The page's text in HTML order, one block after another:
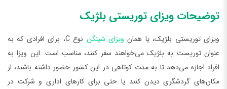
توضیحات ویزای توریستی بلژیک
ویزای توریستی بلژیک، یا همان ویزای شینگن
نوع C، برای افرادی که به
عنوان توریست به بلژیک می‌خواهند سفر کنند، مناسب است. این ویزا به
افراد اجازه می‌دهد تا به مدت کوتاهی در این کشور حضور داشته باشند، از
مکان‌های گردشگری دیدن کنند یا حتی برای کارهای اداری و شرکت در